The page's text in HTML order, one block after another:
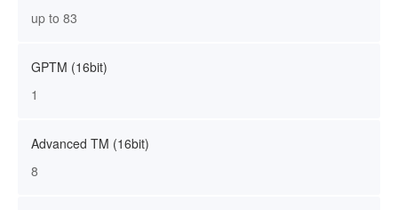
up to 83
GPTM (16bit)
1
Advanced TM (16bit)
8